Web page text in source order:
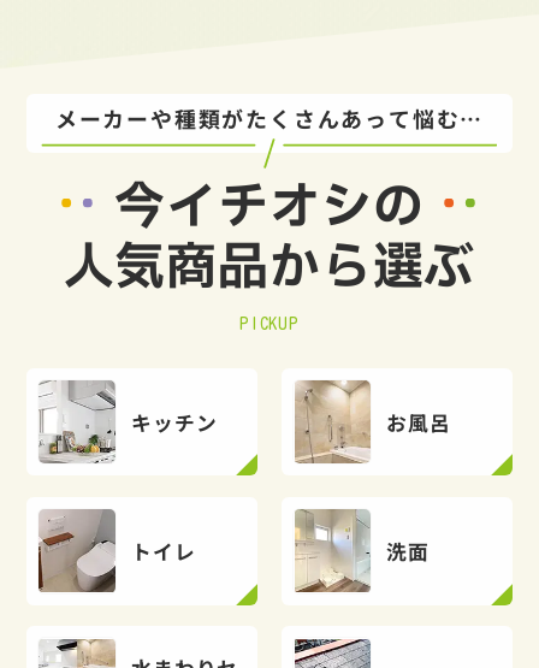
メーカーや種類がたくさんあって悩む…
今イチオシの
人気商品から選ぶ
PICKUP
キッチン お風呂
トイレ 洗面